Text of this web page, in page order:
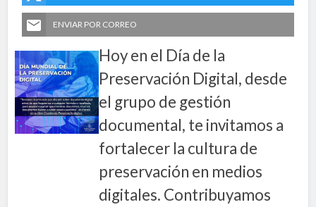
ENVIAR POR CORREO
Hoy en el Día de la
Preservación Digital, desde
el grupo de gestión
documental, te invitamos a
fortalecer la cultura de
preservación en medios
digitales. Contribuyamos